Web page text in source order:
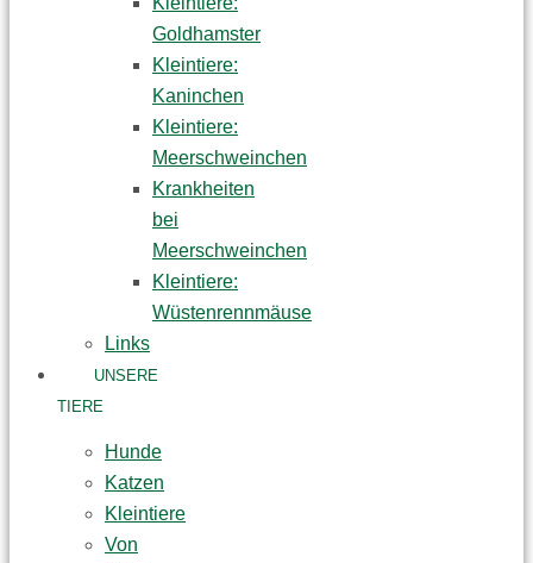
Goldhamster
Kleintiere:
Kaninchen
Kleintiere:
Meerschweinchen
Krankheiten
bei
Meerschweinchen
Kleintiere:
Wüstenrennmäuse
Links
UNSERE
TIERE
Hunde
Katzen
Kleintiere
Von